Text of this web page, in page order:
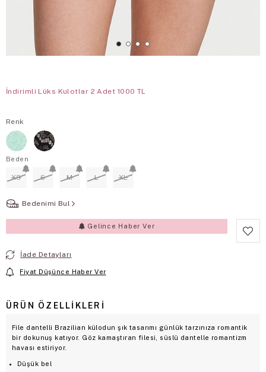
İndirimli Lüks Kulotlar 2 Adet 1000 TL
Renk
Beden
XS S M L XL
Bedenimi Bul
Gelince Haber Ver
İade Detayları
Fiyat Düşünce Haber Ver
ÜRÜN ÖZELLIKLERI
File dantelli Brazilian külodun şık tasarımı günlük tarzınıza romantik
bir dokunuş katıyor. Göz kamaştıran filesi, süslü dantelle romantizm
havası estiriyor.
Düşük bel